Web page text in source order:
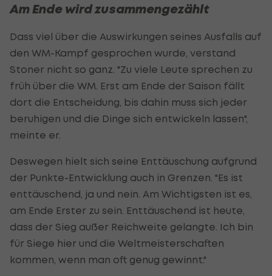
Am Ende wird zusammengezählt
Dass viel über die Auswirkungen seines Ausfalls auf
den WM-Kampf gesprochen wurde, verstand
Stoner nicht so ganz. "Zu viele Leute sprechen zu
früh über die WM. Erst am Ende der Saison fällt
dort die Entscheidung, bis dahin muss sich jeder
beruhigen und die Dinge sich entwickeln lassen",
meinte er.
Deswegen hielt sich seine Enttäuschung aufgrund
der Punkte-Entwicklung auch in Grenzen. "Es ist
enttäuschend, ja und nein. Am Wichtigsten ist es,
am Ende Erster zu sein. Enttäuschend ist heute,
dass der Sieg außer Reichweite gelangte. Ich bin
für Siege hier und die Weltmeisterschaften
kommen, wenn man oft genug gewinnt."